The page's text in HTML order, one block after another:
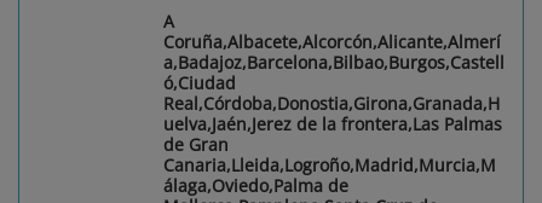
A
Coruña,Albacete,Alcorcón,Alicante,Almerí
a,Badajoz,Barcelona,Bilbao,Burgos,Castell
ó,Ciudad
Real,Córdoba,Donostia,Girona,Granada,H
uelva,Jaén,Jerez de la frontera,Las Palmas
de Gran
Canaria,Lleida,Logroño,Madrid,Murcia,M
álaga,Oviedo,Palma de